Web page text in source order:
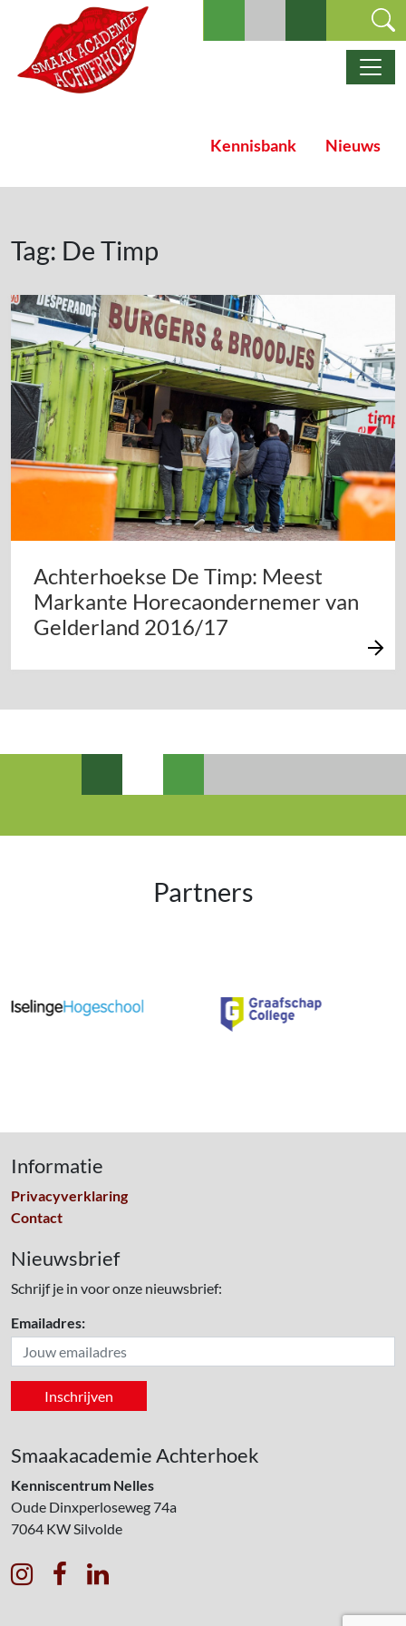
Ga naar de inhoud
Hoofdnavigatie
Kennisbank Nieuws
Tag: De Timp
Achterhoekse De Timp: Meest
Markante Horecaondernemer van
Gelderland 2016/17
Partners
Informatie
Privacyverklaring
Contact
Nieuwsbrief
Schrijf je in voor onze nieuwsbrief:
Emailadres:
Smaakacademie Achterhoek
Kenniscentrum Nelles
Oude Dinxperloseweg 74a
7064 KWSilvolde
  